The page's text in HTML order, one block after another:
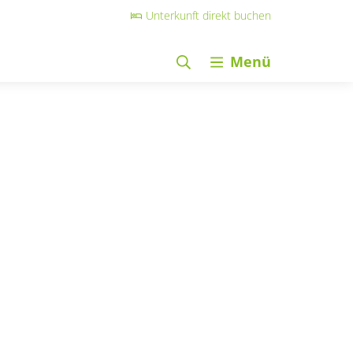
Unterkunft direkt buchen
Menü